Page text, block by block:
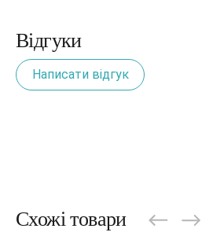
Відгуки
Написати відгук
Схожі товари